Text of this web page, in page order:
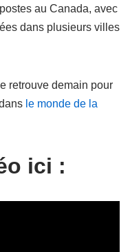
au Canada, avec
dans plusieurs villes
retrouve demain pour
le monde de la
ici :